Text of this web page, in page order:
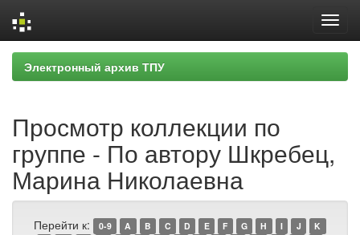
Skip
navigation
Электронный архив ТПУ
Просмотр коллекции по
группе - По автору Шкребец,
Марина Николаевна
Перейти к: 0-9 A B C D E F G H I J
K